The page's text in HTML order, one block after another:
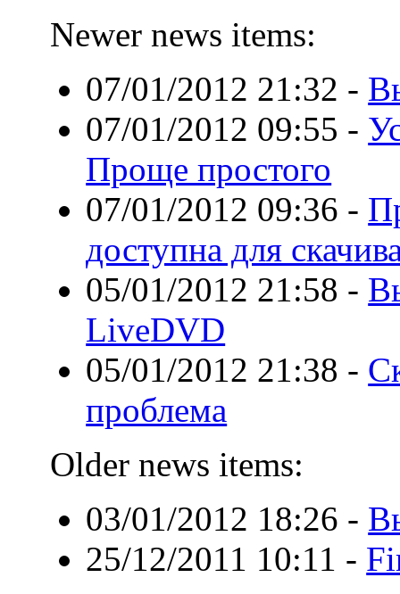
Newer news items:
07/01/2012 21:32 -
07/01/2012 09:55 -
Проще простого
07/01/2012 09:36 -
доступна для
05/01/2012 21:58 -
LiveDVD
05/01/2012 21:38 -
проблема
Older news items:
03/01/2012 18:26 -
25/12/2011 10:11 -